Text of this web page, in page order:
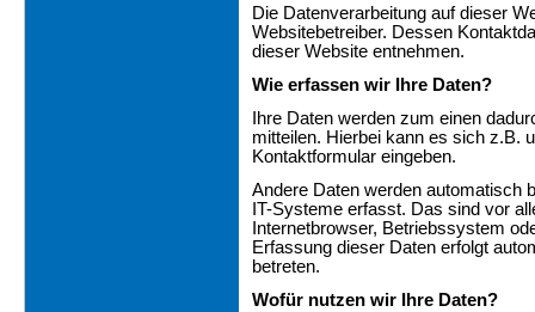
Die Datenverarbeitung auf dieser
Websitebetreiber. Dessen
dieser Website entnehmen.
Wie erfassen wir Ihre Daten?
Ihre Daten werden zum einen
mitteilen. Hierbei kann es sich z.B.
Kontaktformular eingeben.
Andere Daten werden automatisch
IT-Systeme erfasst. Das sind vor
Internetbrowser, Betriebssystem
Erfassung dieser Daten erfolgt
betreten.
Wofür nutzen wir Ihre Daten?